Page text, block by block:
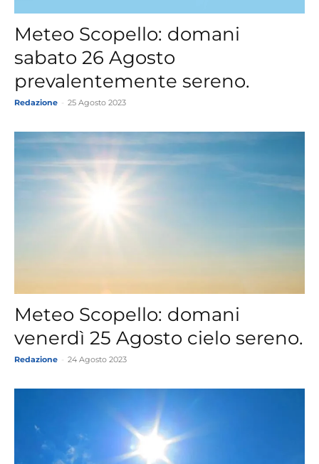
Meteo Scopello: domani
sabato 26 Agosto
prevalentemente sereno.
Redazione 25 Agosto 2023
Meteo Scopello: domani
venerdì 25 Agosto cielo sereno.
Redazione 24 Agosto 2023